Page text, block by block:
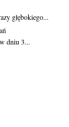
głębokiego...
dniu 3...